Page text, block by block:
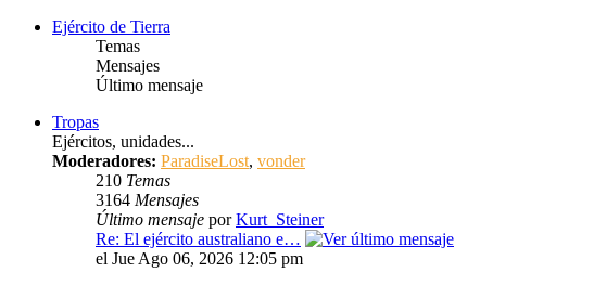
Ejército de Tierra
Temas
Mensajes
Último mensaje
Tropas
Ejércitos, unidades...
Moderadores: ParadiseLost, vonder
210 Temas
3164 Mensajes
Último mensaje porKurt_Steiner
Re: El ejército australiano e…
el Jue Ago 06, 2026 12:05 pm